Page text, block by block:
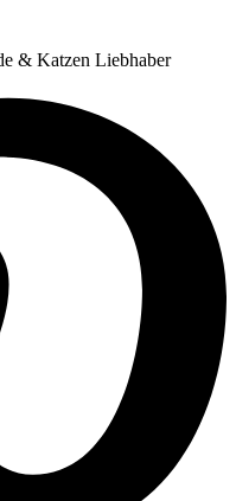
& Katzen Liebhaber